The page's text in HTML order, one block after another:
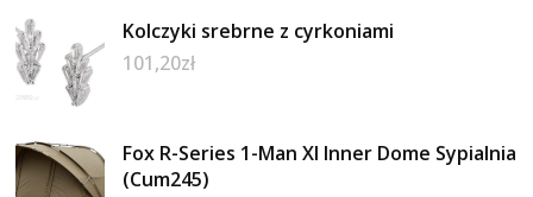
Kolczyki srebrne z cyrkoniami
101,20zł
Fox R-Series 1-Man Xl Inner Dome Sypialnia
(Cum245)